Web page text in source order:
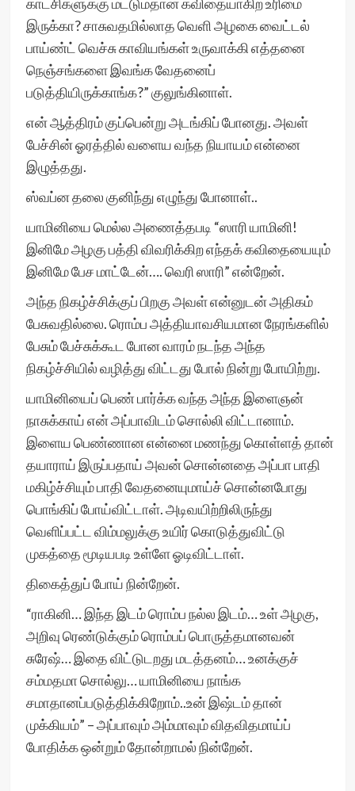
இருக்கா? சாசுவதமில்லாத வெளி அழகை வைட்டல்
பாய்ண்ட் வெச்சு காவியங்கள் உருவாக்கி எத்தனை
நெஞ்சங்களை இவங்க வேதனைப்
படுத்தியிருக்காங்க?” குலுங்கினாள்.
என் ஆத்திரம் குப்பென்று அடங்கிப் போனது. அவள்
பேச்சின் ஓரத்தில் வளைய வந்த நியாயம் என்னை
இழுத்தது.
ஸ்வப்ன தலை குனிந்து எழுந்து போனாள்..
யாமினியை மெல்ல அணைத்தபடி “ஸாரி யாமினி!
இனிமே அழகு பத்தி விவரிக்கிற எந்தக் கவிதையையும்
இனிமே பேச மாட்டேன்…. வெரி ஸாரி” என்றேன்.
அந்த நிகழ்ச்சிக்குப் பிறகு அவள் என்னுடன் அதிகம்
பேசுவதில்லை. ரொம்ப அத்தியாவசியமான நேரங்களில்
பேசும் பேச்சுக்கூட போன வாரம் நடந்த அந்த
நிகழ்ச்சியில் வழித்து விட்டது போல் நின்று போயிற்று.
யாமினியைப் பெண் பார்க்க வந்த அந்த இளைஞன்
நாசுக்காய் என் அப்பாவிடம் சொல்லி விட்டானாம்.
இளைய பெண்ணான என்னை மணந்து கொள்ளத் தான்
தயாராய் இருப்பதாய் அவன் சொன்னதை அப்பா பாதி
மகிழ்ச்சியும் பாதி வேதனையுமாய்ச் சொன்னபோது
பொங்கிப் போய்விட்டாள். அடிவயிற்றிலிருந்து
வெளிப்பட்ட விம்மலுக்கு உயிர் கொடுத்துவிட்டு
முகத்தை மூடியபடி உள்ளே ஓடிவிட்டாள்.
திகைத்துப் போய் நின்றேன்.
“ராகினி… இந்த இடம் ரொம்ப நல்ல இடம்… உள் அழகு,
அறிவு ரெண்டுக்கும் ரொம்பப் பொருத்தமானவன்
சுரேஷ்… இதை விட்டுடறது மடத்தனம்… உனக்குச்
சம்மதமா சொல்லு… யாமினியை நாங்க
சமாதானப்படுத்திக்கிறோம்..உன் இஷ்டம் தான்
முக்கியம்” – அப்பாவும் அம்மாவும் விதவிதமாய்ப்
போதிக்க ஒன்றும் தோன்றாமல் நின்றேன்.